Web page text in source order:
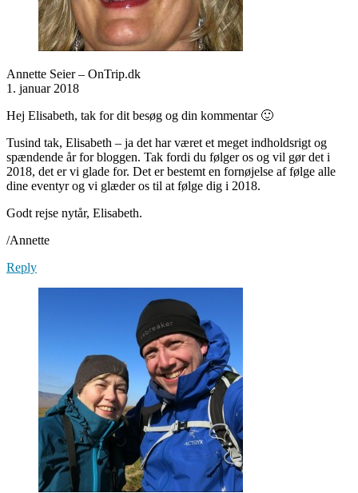
Annette Seier – OnTrip.dk
1. januar 2018
Hej Elisabeth, tak for dit besøg og din kommentar 🙂
Tusind tak, Elisabeth – ja det har været et meget indholdsrigt og
spændende år for bloggen. Tak fordi du følger os og vil gør det i
2018, det er vi glade for. Det er bestemt en fornøjelse af følge alle
dine eventyr og vi glæder os til at følge dig i 2018.
Godt rejse nytår, Elisabeth.
/Annette
Reply